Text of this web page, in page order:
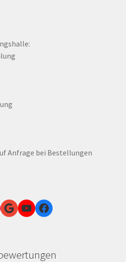
Anfrage bei Bestellungen
Google Link zum FunShop WienYouTubeFacebook